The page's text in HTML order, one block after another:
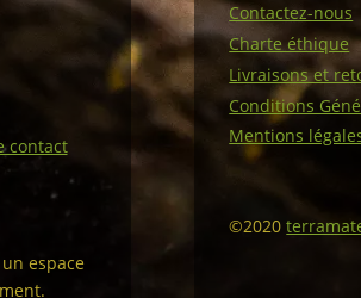
contact
espace
Contactez-nous
Charte éthique
Livraisons et
Conditions
Mentions
©2020